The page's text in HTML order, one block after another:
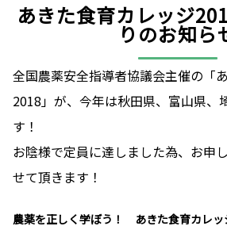
あきた食育カレッジ
りのお知ら
全国農薬安全指導者協議会主催の「
2018」が、今年は秋田県、富山県、
す！
お陰様で定員に達しました為、お申
せて頂きます！
農薬を正しく学ぼう！ あきた食育カレッ